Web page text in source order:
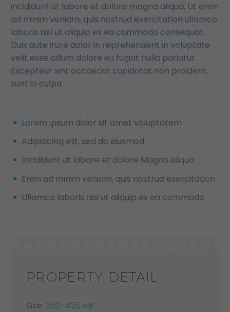
incididunt ut labore et dolore magna aliqua. Ut enim
ad minim veniam, quis nostrud exercitation ullamco
laboris nisi ut aliquip ex ea commodo consequat.
Duis aute irure dolor in reprehenderit in voluptate
velit esse cillum dolore eu fugiat nulla pariatur.
Excepteur sint occaecat cupidatat non proident,
sunt in culpa.
Lorem ipsum dolor sit amet voluptatem
Adipisicing elit, sed do eiusmod
Incididunt ut labore et dolore Magna aliqua
Enim ad minim veniam, quis nostrud exercitation
Ullamco laboris nisi ut aliquip ex ea commodo
PROPERTY DETAIL
Size: 350-425 sqf